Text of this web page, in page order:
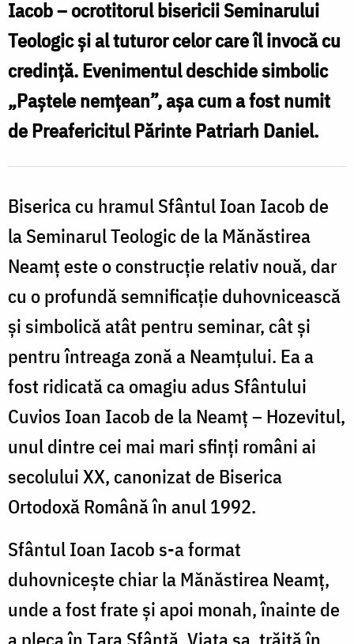
de
la
Seminarul
Teologic
de
Neamț
/
Foto:
Pr.
Silviu
Iacob – ocrotitorul bisericii Seminarului
Teologic și al tuturor celor care îl invocă cu
credință. Evenimentul deschide simbolic
„Paștele nemțean”, așa cum a fost numit
de Preafericitul Părinte Patriarh Daniel.
Biserica cu hramul Sfântul Ioan Iacob de
la Seminarul Teologic de la Mănăstirea
Neamț este o construcție relativ nouă, dar
cu o profundă semnificație duhovnicească
și simbolică atât pentru seminar, cât și
pentru întreaga zonă a Neamțului. Ea a
fost ridicată ca omagiu adus Sfântului
Cuvios Ioan Iacob de la Neamț – Hozevitul,
unul dintre cei mai mari sfinți români ai
secolului XX, canonizat de Biserica
Ortodoxă Română în anul 1992.
Sfântul Ioan Iacob s-a format
duhovnicește chiar la Mănăstirea Neamț,
unde a fost frate și apoi monah, înainte de